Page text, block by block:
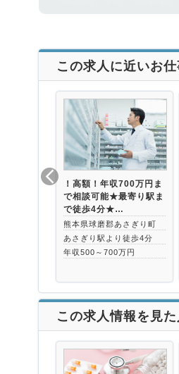
この求人に近いお仕
！高額！年収700万円ま
で相談可能★最寄り駅ま
で徒歩4分★…
熊本県球磨郡あさぎり町
あさぎり駅より徒歩4分
年収500～700万円
この求人情報を見